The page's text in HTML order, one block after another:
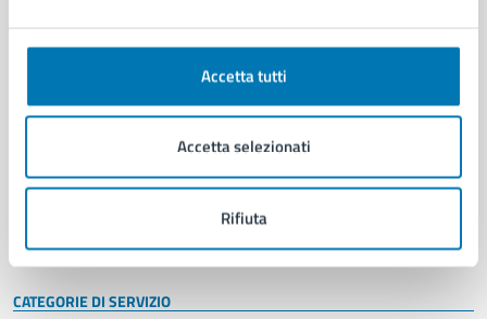
Accetta tutti
Accetta selezionati
Rifiuta
Organi di governo
Enti e fondazioni
Personale amministrativo
Intranet, posta aziendale e protocollo
CATEGORIE DI SERVIZIO